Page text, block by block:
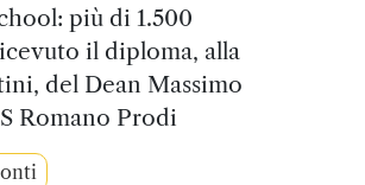
più di 1.500
il diploma, alla
del Dean Massimo
Romano Prodi